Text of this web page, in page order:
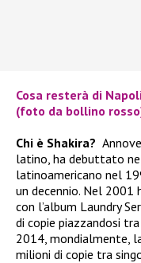
Cosa resterà di
(foto da bollino
Chi è Shakira?
latino, ha debuttato
latinoamericano nel
un decennio. Nel 2001
con l’album Laundry
di copie piazzandosi
2014, mondialmente,
milioni di copie tra